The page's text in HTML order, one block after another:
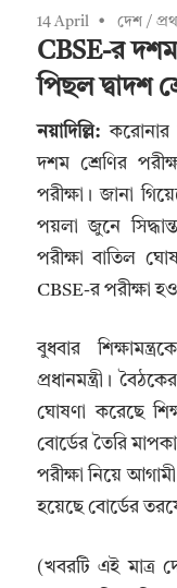
14 April দেশ /
CBSE-র দশম
পিছল দ্বাদশ
নয়াদিল্লি: করোনার
দশম শ্রেণির
পরীক্ষা। জানা
পয়লা জুনে
পরীক্ষা বাতিল
CBSE-র পরীক্ষা
বুধবার
প্রধানমন্ত্রী।
ঘোষণা করেছে
বোর্ডের তৈরি
পরীক্ষা নিয়ে
হয়েছে বোর্ডের
(খবরটি এই মাত্র